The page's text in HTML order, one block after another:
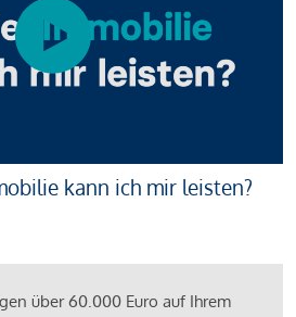
kann ich mir leisten?
über 60.000 Euro auf Ihrem